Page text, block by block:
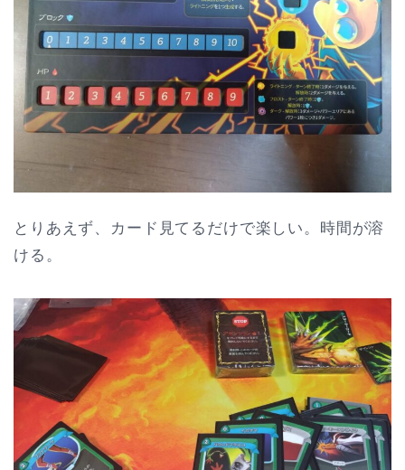
とりあえず、カード見てるだけで楽しい。時間が溶
ける。